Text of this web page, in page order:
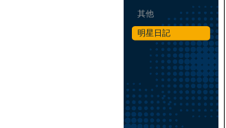
其他
明星日記